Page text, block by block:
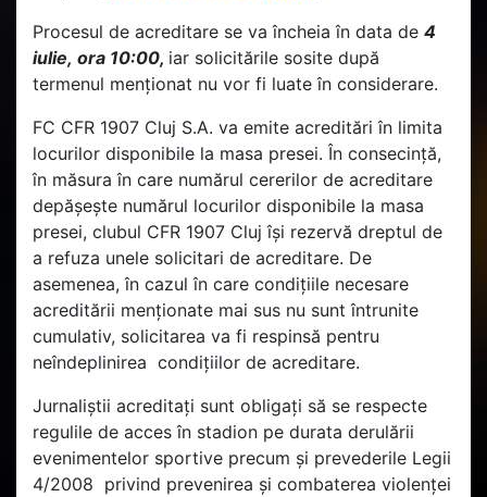
Procesul de acreditare se va încheia în data de 4
iulie, ora 10:00, iar solicitările sosite după
termenul menționat nu vor fi luate în considerare.
FC CFR 1907 Cluj S.A. va emite acreditări în limita
locurilor disponibile la masa presei. În consecință,
în măsura în care numărul cererilor de acreditare
depășește numărul locurilor disponibile la masa
presei, clubul CFR 1907 Cluj își rezervă dreptul de
a refuza unele solicitari de acreditare. De
asemenea, în cazul în care condițiile necesare
acreditării menționate mai sus nu sunt întrunite
cumulativ, solicitarea va fi respinsă pentru
neîndeplinirea condițiilor de acreditare.
Jurnaliștii acreditați sunt obligați să se respecte
regulile de acces în stadion pe durata derulării
evenimentelor sportive precum și prevederile Legii
4/2008 privind prevenirea și combaterea violenței